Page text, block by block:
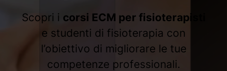
Scopri i corsi ECM per fisioterapisti
e studenti di fisioterapia con
l’obiettivo di migliorare le tue
competenze professionali.